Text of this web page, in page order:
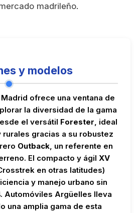
madrileño.
y modelos
ofrece una ventana de
la diversidad de la gama
el versátil Forester, ideal
gracias a su robustez
Outback, un referente en
El compacto y ágilXV
en otras latitudes)
y manejo urbano sin
Automóviles Argüelles lleva
una amplia gama de esta